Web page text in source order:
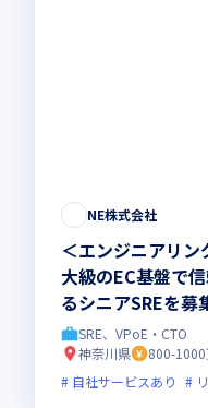
NE株式会社
＜エンジニアリ
大級のEC基盤で
るシニアSREを募
担当するマネージ
待するポジション
SRE、VPoE・CTO
神奈川県
800-
自社サービスあり